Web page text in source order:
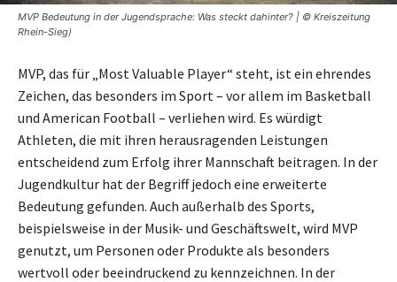
MVP Bedeutung in der Jugendsprache: Was steckt dahinter? | © Kreiszeitung
Rhein-Sieg)
MVP, das für „Most Valuable Player“ steht, ist ein ehrendes
Zeichen, das besonders im Sport – vor allem im Basketball
und American Football – verliehen wird. Es würdigt
Athleten, die mit ihren herausragenden Leistungen
entscheidend zum Erfolg ihrer Mannschaft beitragen. In der
Jugendkultur hat der Begriff jedoch eine erweiterte
Bedeutung gefunden. Auch außerhalb des Sports,
beispielsweise in der Musik- und Geschäftswelt, wird MVP
genutzt, um Personen oder Produkte als besonders
wertvoll oder beeindruckend zu kennzeichnen. In der